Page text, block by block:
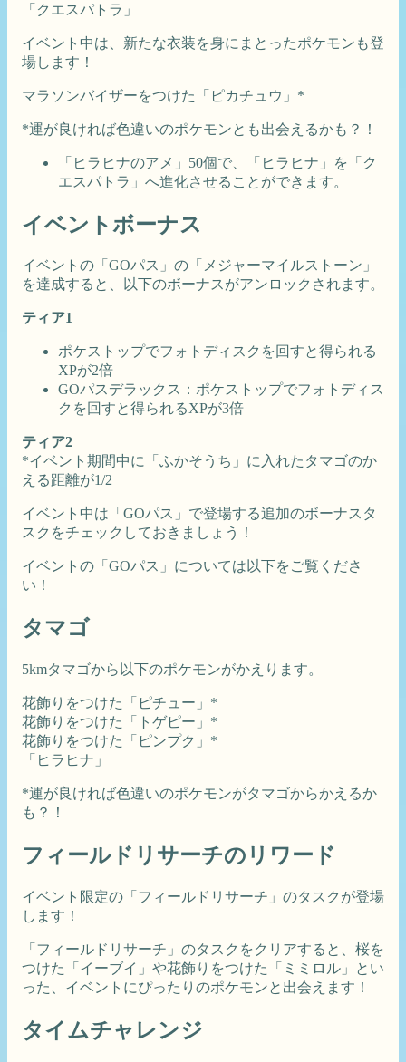
「クエスパトラ」
イベント中は、新たな衣装を身にまとったポケモンも登
場します！
マラソンバイザーをつけた「ピカチュウ」*
*運が良ければ色違いのポケモンとも出会えるかも？！
「ヒラヒナのアメ」50個で、「ヒラヒナ」を「ク
エスパトラ」へ進化させることができます。
イベントボーナス
イベントの「GOパス」の「メジャーマイルストーン」
を達成すると、以下のボーナスがアンロックされます。
ティア1
ポケストップでフォトディスクを回すと得られる
XPが2倍
GOパスデラックス：ポケストップでフォトディス
クを回すと得られるXPが3倍
ティア2
*イベント期間中に「ふかそうち」に入れたタマゴのか
える距離が1/2
イベント中は「GOパス」で登場する追加のボーナスタ
スクをチェックしておきましょう！
イベントの「GOパス」については以下をご覧くださ
い！
タマゴ
5kmタマゴから以下のポケモンがかえります。
花飾りをつけた「ピチュー」*
花飾りをつけた「トゲピー」*
花飾りをつけた「ピンプク」*
「ヒラヒナ」
*運が良ければ色違いのポケモンがタマゴからかえるか
も？！
フィールドリサーチのリワード
イベント限定の「フィールドリサーチ」のタスクが登場
します！
「フィールドリサーチ」のタスクをクリアすると、桜を
つけた「イーブイ」や花飾りをつけた「ミミロル」とい
った、イベントにぴったりのポケモンと出会えます！
タイムチャレンジ